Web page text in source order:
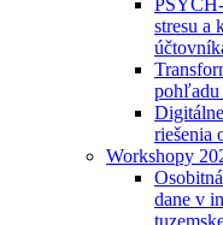
stresu a
pohľadu
riešenia
Workshopy
dane v